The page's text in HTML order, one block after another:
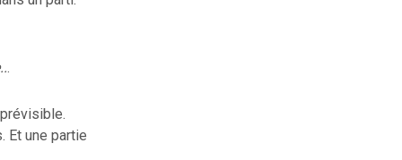
.
Et une partie